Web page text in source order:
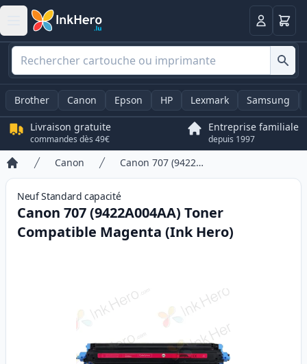
Panier
Brother Canon Epson HP Lexmark Samsung
Livraison gratuite
commandes dès 49€
Entreprise familiale
depuis 1997
Accueil
Canon Canon 707 (9422A004AA) Toner Compatible Magenta (Ink Hero)
NeufStandard capacité
Canon 707 (9422A004AA) Toner
Compatible Magenta (Ink Hero)